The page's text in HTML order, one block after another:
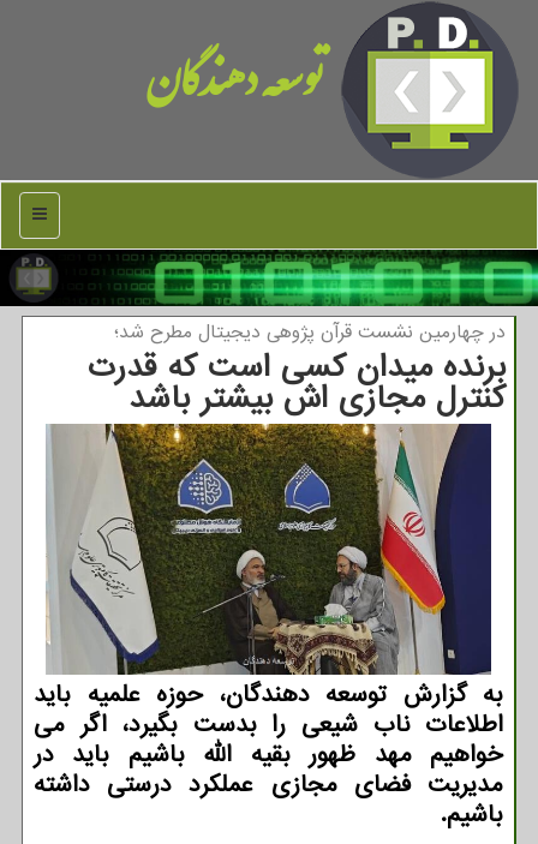
توسعه دهندگان
منو
در چهارمین نشست قرآن پژوهی دیجیتال مطرح شد؛
برنده میدان کسی است که قدرت
کنترل مجازی اش بیشتر باشد
به گزارش توسعه دهندگان، حوزه علمیه باید
اطلاعات ناب شیعی را بدست بگیرد، اگر می
خواهیم مهد ظهور بقیه الله باشیم باید در
مدیریت فضای مجازی عملکرد درستی داشته
باشیم.